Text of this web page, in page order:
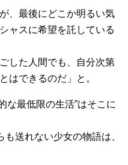
、最後にどこか明るい気
ャスに希望を託している
した人間でも、自分次第
はできるのだ」と。
な最低限の生活”はそこに
も送れない少女の物語は、